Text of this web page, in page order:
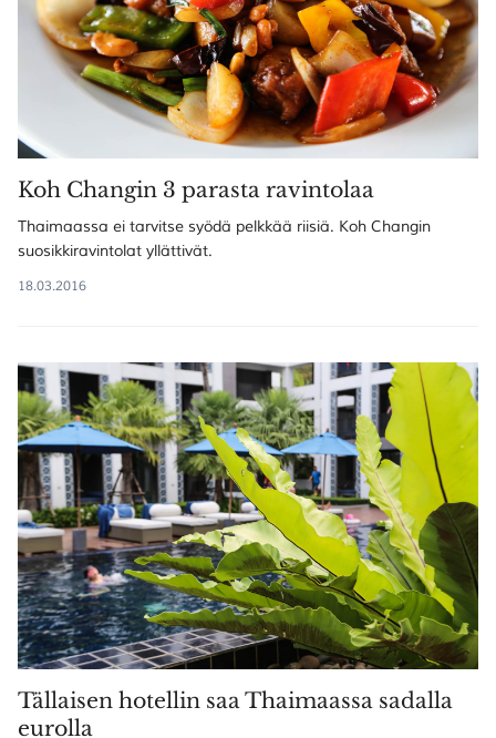
Koh Changin 3 parasta ravintolaa
Thaimaassa ei tarvitse syödä pelkkää riisiä. Koh Changin
suosikkiravintolat yllättivät.
18.03.2016
Tällaisen hotellin saa Thaimaassa sadalla
eurolla